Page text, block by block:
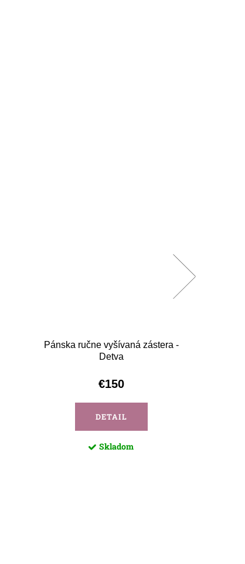
Pánska ručne vyšívaná zástera -
Detva
€150
DETAIL
Skladom